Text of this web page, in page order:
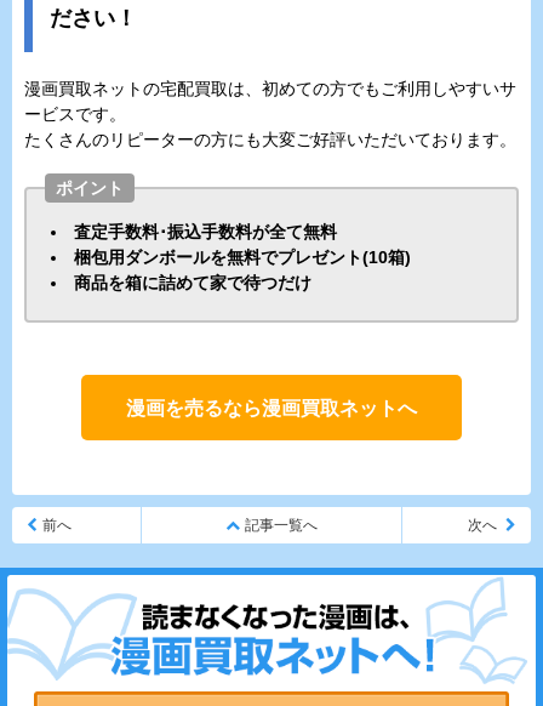
ださい！
漫画買取ネットの宅配買取は、初めての方でもご利用しやすいサ
ービスです。
たくさんのリピーターの方にも大変ご好評いただいております。
ポイント
査定手数料･振込手数料が全て無料
梱包用ダンボールを無料でプレゼント(10箱)
商品を箱に詰めて家で待つだけ
漫画を売るなら漫画買取ネットへ
前へ 記事一覧へ 次へ